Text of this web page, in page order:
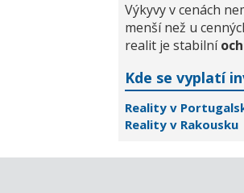
Výkyvy v cenách
menší než u
realit je stabilní
Kde se vyplatí
Reality v
Reality v Rakousku